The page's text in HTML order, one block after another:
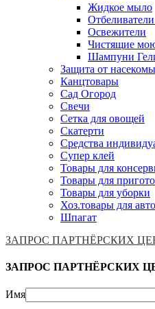
Жидкое мыло
Освежители
Чистящие
Шампуни
Защита от
Канцтовары
Сад Огород
Свечи
Сетка для овощей
Скатерти
Средства
Супер клей
Товары для
Товары для
Товары для уборки
Хоз.товары для авто
Шпагат
ЗАПРОС ПАРТНЁРСКИХ
ЗАПРОС ПАРТНЁРСКИХ
Имя